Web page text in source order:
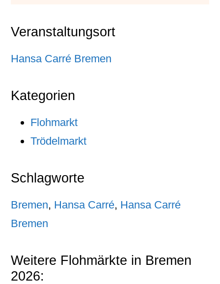
Veranstaltungsort
Hansa Carré Bremen
Kategorien
Flohmarkt
Trödelmarkt
Schlagworte
Bremen, Hansa Carré, Hansa Carré
Bremen
Weitere Flohmärkte in Bremen
2026: